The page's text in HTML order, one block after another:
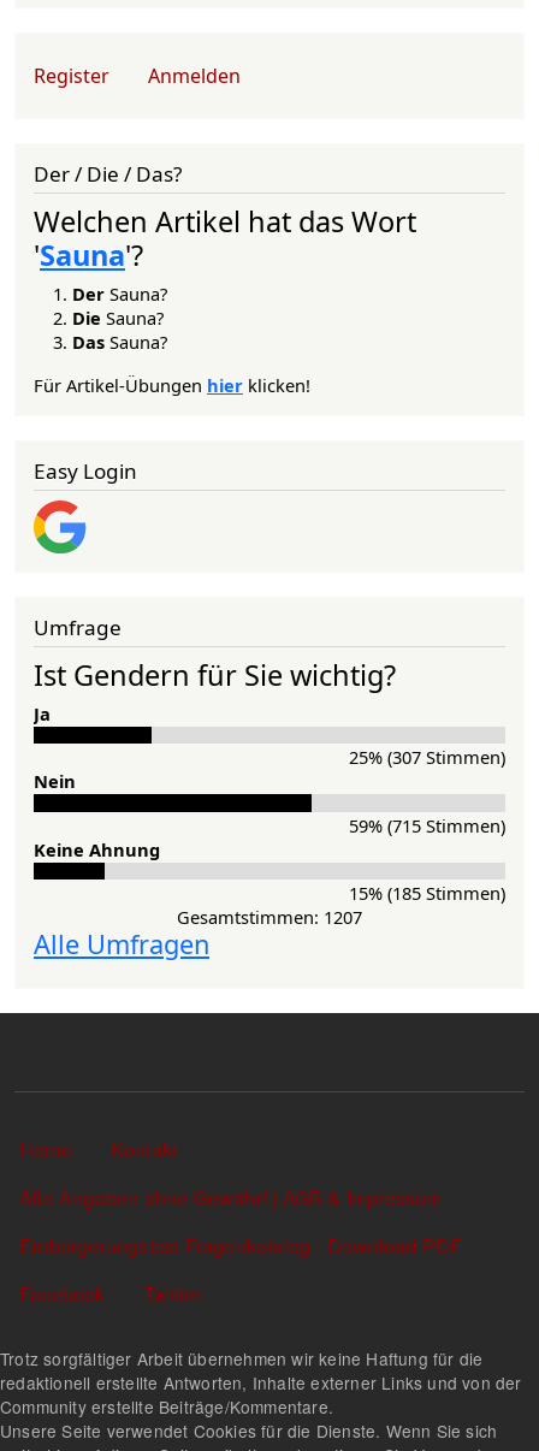
User account menu
Register Anmelden
Der / Die / Das?
Welchen Artikel hat das Wort
'Sauna'?
Der Sauna?
Die Sauna?
Das Sauna?
Für Artikel-Übungen hier klicken!
Easy Login
Umfrage
Ist Gendern für Sie wichtig?
Ja
25% (307 Stimmen)
Nein
59% (715 Stimmen)
Keine Ahnung
15% (185 Stimmen)
Gesamtstimmen: 1207
Alle Umfragen
Sekundärlinks
Home
Kontakt
Alle Angaben ohne Gewähr! | AGB & Impressum
Einbürgerungstest Fragenkatalog - Download PDF
Facebook
Twitter
Trotz sorgfältiger Arbeit übernehmen wir keine Haftung für die
redaktionell erstellte Antworten, Inhalte externer Links und von der
Community erstellte Beiträge/Kommentare.
Unsere Seite verwendet Cookies für die Dienste. Wenn Sie sich